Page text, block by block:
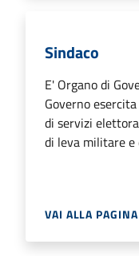
Sindaco
E' Organo di
Governo
di servizi
di leva militare
VAI ALLA PAGINA